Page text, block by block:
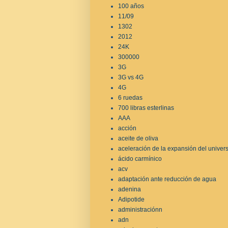
100 años
11/09
1302
2012
24K
300000
3G
3G vs 4G
4G
6 ruedas
700 libras esterlinas
AAA
acción
aceite de oliva
aceleración de la expansión del
ácido carmínico
acv
adaptación ante reducción de agua
adenina
Adipotide
administraciónn
adn